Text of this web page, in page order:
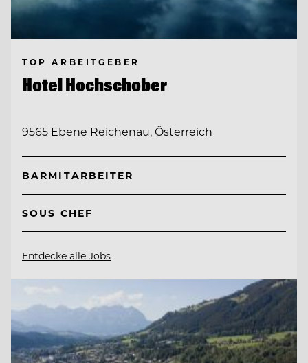
TOP ARBEITGEBER
Hotel Hochschober
9565 Ebene Reichenau, Österreich
BARMITARBEITER
SOUS CHEF
Entdecke alle Jobs